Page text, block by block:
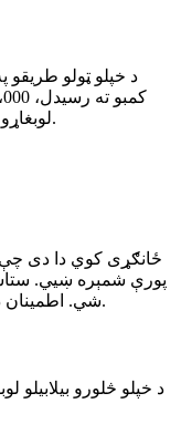
پوښتنو سم ځوابول. د مشرتابه تختې د هرې طریقې غوره 8 نمرې څاري. د سپرینټ طریقې تختې په ځانګړې توګه سیالي کوونکې دي. Num Blast لوبغاړو ته بې حده د بیا لوبولو وړتیا وړاندې کوي.
شي. اطمینان د ډیریدونکي ننګونې څخه راځي: په کچه کې ډیرې ګولۍ، سخت وخت محدودیتونه او د کمبو لړۍ ساتلو فشار. ګولۍ د طبیعي فزیک سره حرکت کوي. هر ټایپ سمدستي حسي انعام ورکوي.